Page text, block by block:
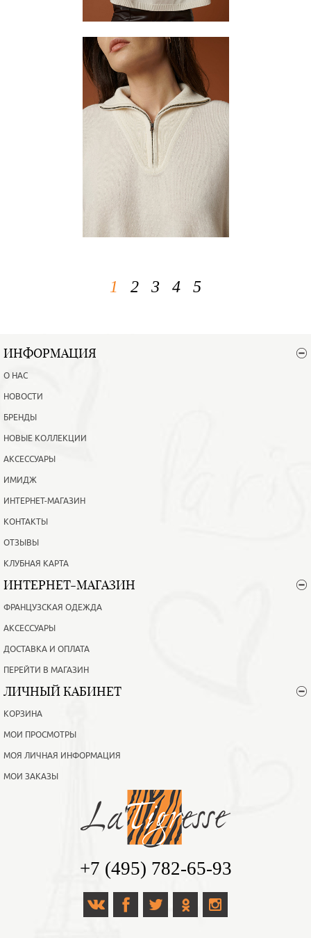
1 2 3 4 5
ИНФОРМАЦИЯ
О НАС
НОВОСТИ
БРЕНДЫ
НОВЫЕ КОЛЛЕКЦИИ
АКСЕССУАРЫ
ИМИДЖ
ИНТЕРНЕТ-МАГАЗИН
КОНТАКТЫ
ОТЗЫВЫ
КЛУБНАЯ КАРТА
ИНТЕРНЕТ-МАГАЗИН
ФРАНЦУЗСКАЯ ОДЕЖДА
АКСЕССУАРЫ
ДОСТАВКА И ОПЛАТА
ПЕРЕЙТИ В МАГАЗИН
ЛИЧНЫЙ КАБИНЕТ
КОРЗИНА
МОИ ПРОСМОТРЫ
МОЯ ЛИЧНАЯ ИНФОРМАЦИЯ
МОИ ЗАКАЗЫ
+7 (495) 782-65-93